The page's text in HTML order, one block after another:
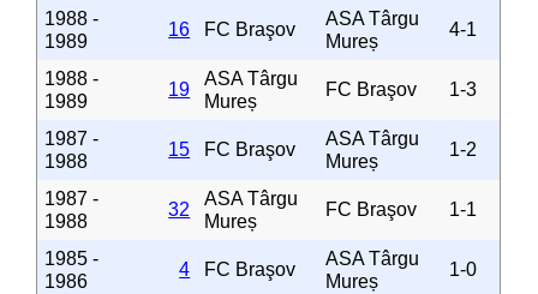
1988 -
1989
16 FC Braşov
ASA Târgu
Mureș
4-1
1988 -
1989
19
ASA Târgu
Mureș
FC Braşov 1-3
1987 -
1988
15 FC Braşov
ASA Târgu
Mureș
1-2
1987 -
1988
32
ASA Târgu
Mureș
FC Braşov 1-1
1985 -
1986
4 FC Braşov
ASA Târgu
Mureș
1-0